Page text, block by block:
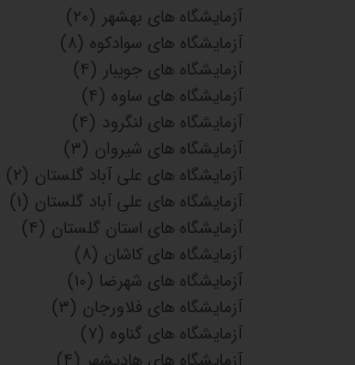
آزمایشگاه های بهشهر (۲۰)
آزمایشگاه های سوادکوه (۸)
آزمایشگاه های جویبار (۴)
آزمایشگاه های ساوه (۴)
آزمایشگاه های لنگرود (۴)
آزمایشگاه های شیروان (۳)
آزمایشگاه های علی آباد گلستان (۲)
آزمایشگاه های علی آباد گلستان (۱)
آزمایشگاه های استان گلستان (۴)
آزمایشگاه های کاشان (۸)
آزمایشگاه های شهرضا (۱۰)
آزمایشگاه های فلاورجان (۳)
آزمایشگاه های گناوه (۷)